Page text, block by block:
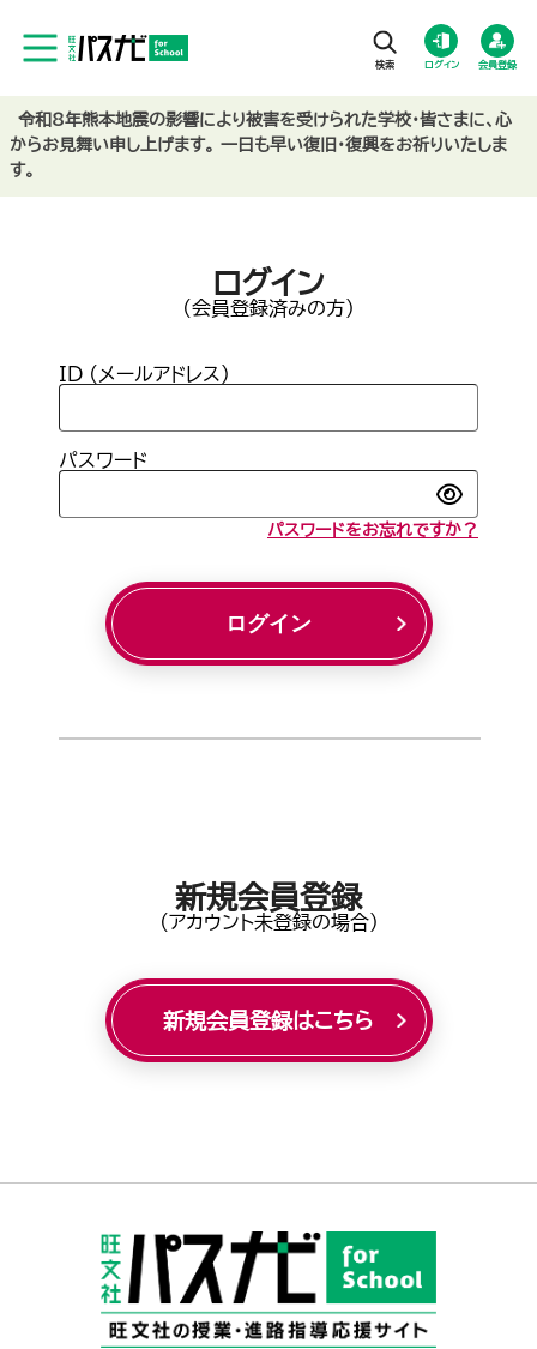
ログイン 会員登録
ログイン
(会員登録済みの方)
ID (メールアドレス)
パスワード
パスワードをお忘れですか？
ログイン
新規会員登録
(アカウント未登録の場合)
新規会員登録はこちら
令和8年熊本地震の影響により被害を受けられた学校・皆さまに、心
からお見舞い申し上げます。 一日も早い復旧・復興をお祈りいたしま
す。